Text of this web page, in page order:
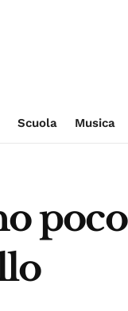
Scuola Musica
poco